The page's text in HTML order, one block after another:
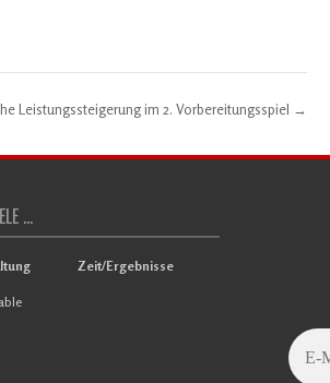
Leistungssteigerung im 2. Vorbereitungsspiel →
...
Zeit/Ergebnisse